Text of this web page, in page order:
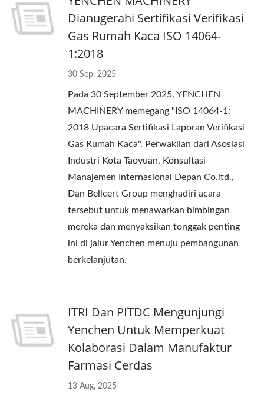
Dianugerahi Sertifikasi Verifikasi
Gas Rumah Kaca ISO 14064-
1:2018
30 Sep, 2025
Pada 30 September 2025, YENCHEN
MACHINERY memegang "ISO 14064-1:
2018 Upacara Sertifikasi Laporan Verifikasi
Gas Rumah Kaca". Perwakilan dari Asosiasi
Industri Kota Taoyuan, Konsultasi
Manajemen Internasional Depan Co.ltd.,
Dan Bellcert Group menghadiri acara
tersebut untuk menawarkan bimbingan
mereka dan menyaksikan tonggak penting
ini di jalur Yenchen menuju pembangunan
berkelanjutan.
ITRI Dan PITDC Mengunjungi
Yenchen Untuk Memperkuat
Kolaborasi Dalam Manufaktur
Farmasi Cerdas
13 Aug, 2025